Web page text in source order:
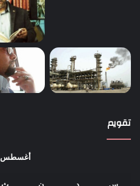
تقويم
أغسطس 2026